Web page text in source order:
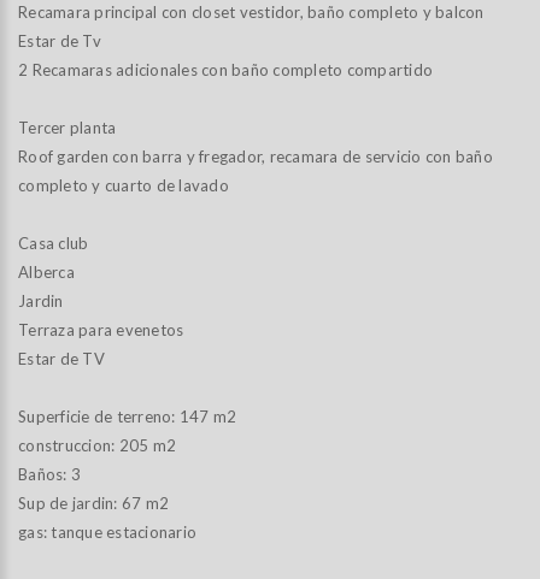
Recamara principal con closet vestidor, baño completo y balcon
Estar de Tv
2 Recamaras adicionales con baño completo compartido
Tercer planta
Roof garden con barra y fregador, recamara de servicio con baño
completo y cuarto de lavado
Casa club
Alberca
Jardin
Terraza para evenetos
Estar de TV
Superficie de terreno: 147 m2
construccion: 205 m2
Baños: 3
Sup de jardin: 67 m2
gas: tanque estacionario